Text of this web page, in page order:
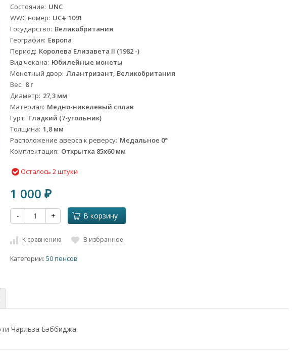
Состояние UNC
WWC номер UC# 1091
Государство Великобритания
География Европа
Период Королева Елизавета II (1982 -)
Вид чекана Юбилейные монеты
Монетный двор Ллантризант, Великобритания
Вес 8 г
Диаметр 27,3 мм
Материал Медно-никелевый сплав
Гурт Гладкий (7-угольник)
Толщина 1,8 мм
Расположение аверса к реверсу Медальное 0°
Комплектация Открытка 85х60 мм
Осталось 2 штуки
1 000₽
- + В корзину
К сравнению В избранное
Категории:50 пенсов
Чарльза Бэббиджа.